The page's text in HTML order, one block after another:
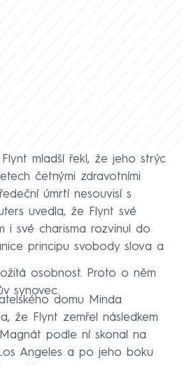
Flynt mladší řekl, že jeho strýc
četnými zdravotními
úmrtí nesouvisí s
uvedla, že Flynt své
i své charisma rozvinul do
principu svobody slova a
osobnost. Proto o něm
synovec.
domu Minda
že Flynt zemřel následkem
podle ní skonal na
Angeles a po jeho boku